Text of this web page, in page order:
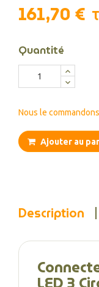
161,70 €
Quantité
Nous le
Ajouter au
Description